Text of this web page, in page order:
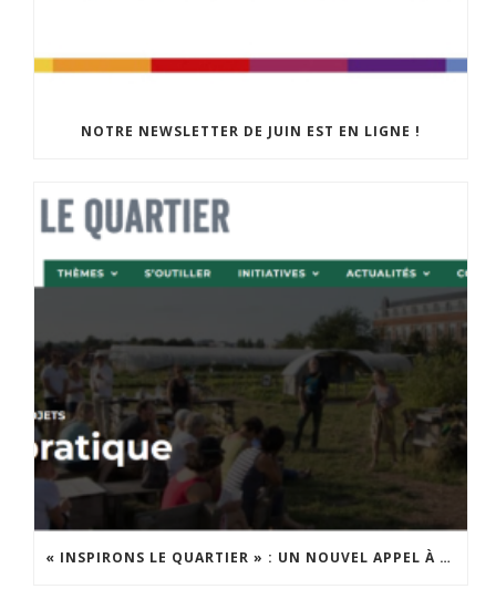
NOTRE NEWSLETTER DE JUIN EST EN LIGNE !
« INSPIRONS LE QUARTIER » : UN NOUVEL APPEL À PROJETS EST LANCÉ !